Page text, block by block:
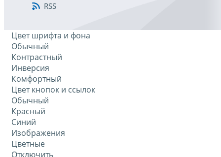
RSS
Цвет шрифта и фона
Обычный
Контрастный
Инверсия
Комфортный
Цвет кнопок и ссылок
Обычный
Красный
Синий
Изображения
Цветные
Отключить